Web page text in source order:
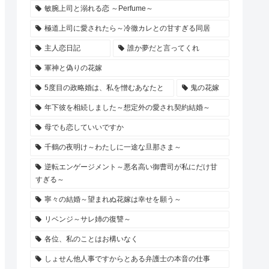
敏腕上司と溺れる恋 ～Perfume～
極道上司に愛されたら～冷徹カレとの甘すぎる同居
主人恋日記 誰か夢だと言ってくれ
軍神と偽りの花嫁
5度目の政略婚は、私を憎むあなたと 鬼の花嫁
年下彼を相続しました～想定外の愛され契約結婚～
母でも恋していいですか
千鶴の夜明け～わたしに一途な旦那さま～
逆転エンゲージメント～悪名高い御曹司が私にだけ甘
すぎる～
寧々の結婚～望まれぬ花嫁は幸せを願う～
リベンジ～サレ姉の復讐～
各位、私のことはお構いなく
しょせん他人事ですからとある弁護士の本音の仕事